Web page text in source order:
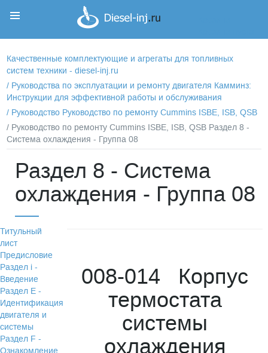
Качественные комплектующие и агрегаты для топливных
систем техники - diesel-inj.ru
/ Руководства по эксплуатации и ремонту двигателя Камминз:
Инструкции для эффективной работы и обслуживания
/ Руководство Руководство по ремонту Cummins ISBE, ISB, QSB
/ Руководство по ремонту Cummins ISBE, ISB, QSB Раздел 8 -
Система охлаждения - Группа 08
Раздел 8 - Система
охлаждения - Группа 08
Титульный
лист
Предисловие
Раздел i -
Введение
Раздел Е -
Идентификация
двигателя и
системы
Раздел F -
008-014 Корпус
термостата
системы
охлаждения